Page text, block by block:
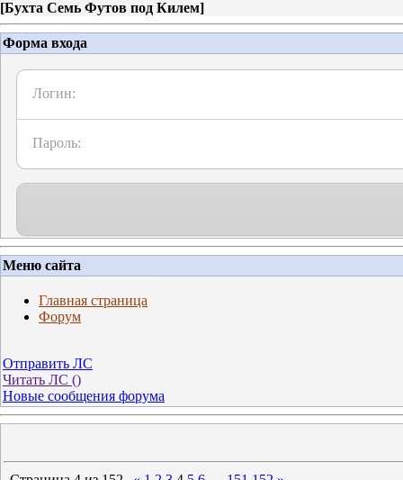
[Бухта Семь Футов под Килем]
Форма входа
Логин:
Пароль:
Меню сайта
Главная страница
Форум
Отправить ЛС
Читать ЛС ()
Новые сообщения форума